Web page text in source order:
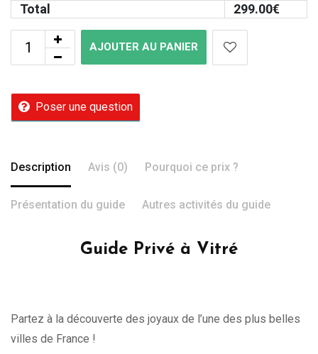
Total
299.00€
AJOUTER AU PANIER
Poser une question
Description Avis (0) Pourquoi ce prix ?
Présentation du guide Autres activités du guide
Guide Privé à Vitré
Partez à la découverte des joyaux de l’une des plus belles
villes de France !